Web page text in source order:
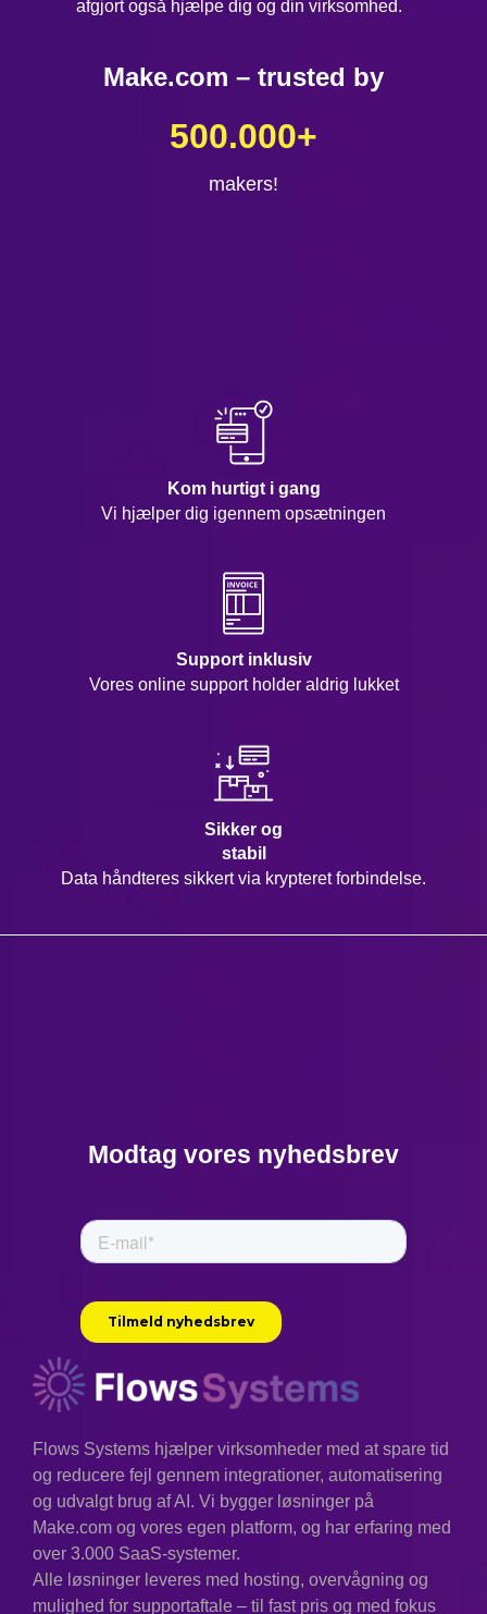
afgjort også hjælpe dig og din virksomhed.
Make.com – trusted by
makers!
500.000+
Kom hurtigt i gang
Vi hjælper dig igennem opsætningen
Support inklusiv
Vores online support holder aldrig lukket
Sikker og
stabil
Data håndteres sikkert via krypteret forbindelse.
Modtag vores nyhedsbrev
Flows Systems hjælper virksomheder med at spare tid
og reducere fejl gennem integrationer, automatisering
og udvalgt brug af AI. Vi bygger løsninger på
Make.com og vores egen platform, og har erfaring med
over 3.000 SaaS-systemer.
Alle løsninger leveres med hosting, overvågning og
mulighed for supportaftale – til fast pris og med fokus